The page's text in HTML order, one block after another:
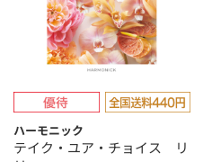
ハーモニック
テイク・ユア・チョイス リ